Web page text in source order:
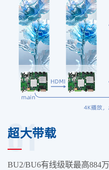
超大带载
01
BU2/BU6有线级联最高884